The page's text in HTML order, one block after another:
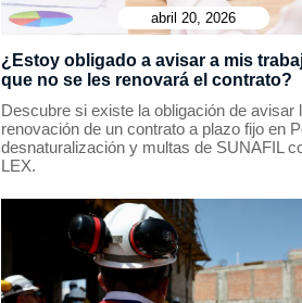
abril 20, 2026
¿Estoy obligado a avisar a mis
que no se les renovará el contrato?
Descubre si existe la obligación de avisar
renovación de un contrato a plazo fijo en
desnaturalización y multas de SUNAFIL
LEX.